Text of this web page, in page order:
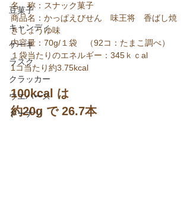
豆菓子
キャンディ
ケーキ
ラスク
クラッカー
ウエハース
ドーナツ
名　称：スナック菓子
商品名：かっぱえびせん　味王将　香ばし焼
きしょうゆ味
内容量：70g/１袋　（92コ：たまこ調べ）
１袋当たりのエネルギー：345ｋｃal
1コ当たり約3.75kcal
100kcal は
約20g で 26.7本